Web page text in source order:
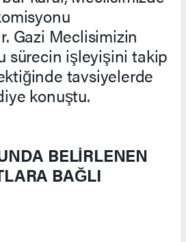
Gazi Meclisimizin
sürecin işleyişini takip
tavsiyelerde
konuştu.
BELİRLENEN
BAĞLI